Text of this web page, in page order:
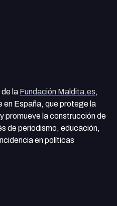
la Fundación Maldita.es,
en España, que protege la
promueve la construcción de
de periodismo, educación,
en políticas